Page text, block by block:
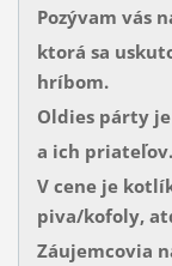
Pozývam vás
ktorá sa
hríbom.
Oldies párty
a ich priateľov.
V cene je
piva/kofoly,
Záujemcovia